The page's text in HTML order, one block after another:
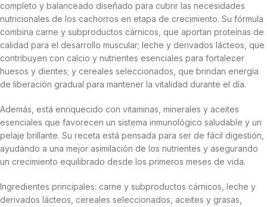
completo y balanceado diseñado para cubrir las necesidades
nutricionales de los cachorros en etapa de crecimiento. Su fórmula
combina carne y subproductos cárnicos, que aportan proteínas de
calidad para el desarrollo muscular; leche y derivados lácteos, que
contribuyen con calcio y nutrientes esenciales para fortalecer
huesos y dientes; y cereales seleccionados, que brindan energía
de liberación gradual para mantener la vitalidad durante el día.
Además, está enriquecido con vitaminas, minerales y aceites
esenciales que favorecen un sistema inmunológico saludable y un
pelaje brillante. Su receta está pensada para ser de fácil digestión,
ayudando a una mejor asimilación de los nutrientes y asegurando
un crecimiento equilibrado desde los primeros meses de vida.
Ingredientes principales: carne y subproductos cárnicos, leche y
derivados lácteos, cereales seleccionados, aceites y grasas,